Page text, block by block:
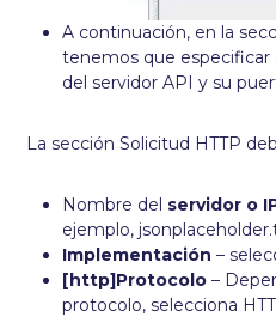
A continuación, en la
tenemos que especificar
del servidor API y su
La sección Solicitud HTTP
Nombre del servidor o
ejemplo,
Implementación –
[http]Protocolo –
protocolo, selecciona